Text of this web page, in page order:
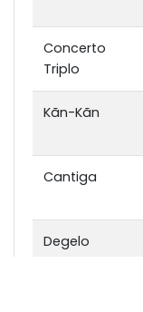
Concerto
Triplo
Kãn-Kãn
Cantiga
Degelo